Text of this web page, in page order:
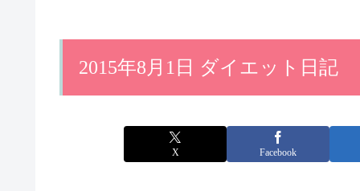
2015年8月1日 ダイエット日記
X Facebook